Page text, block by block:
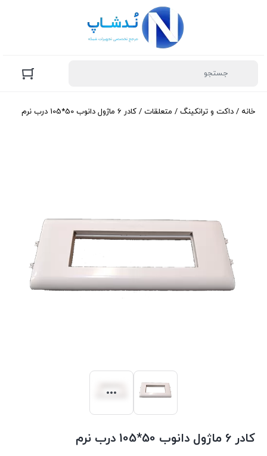
خانه / داکت و ترانکینگ / متعلقات / کادر 6 ماژول دانوب 50*105 درب نرم
کادر 6 ماژول دانوب 50*105 درب نرم